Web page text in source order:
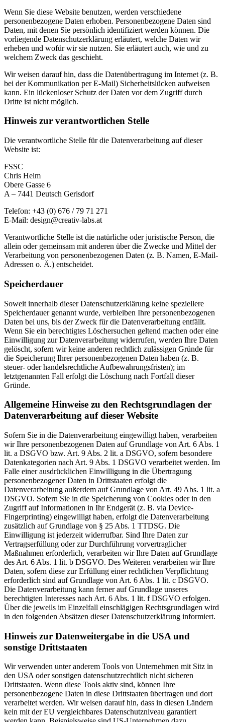
Wenn Sie diese Website benutzen, werden verschiedene
personenbezogene Daten erhoben. Personenbezogene Daten sind
Daten, mit denen Sie persönlich identifiziert werden können. Die
vorliegende Datenschutzerklärung erläutert, welche Daten wir
erheben und wofür wir sie nutzen. Sie erläutert auch, wie und zu
welchem Zweck das geschieht.
Wir weisen darauf hin, dass die Datenübertragung im Internet (z. B.
bei der Kommunikation per E-Mail) Sicherheitslücken aufweisen
kann. Ein lückenloser Schutz der Daten vor dem Zugriff durch
Dritte ist nicht möglich.
Hinweis zur verantwortlichen Stelle
Die verantwortliche Stelle für die Datenverarbeitung auf dieser
Website ist:
FSSC
Chris Helm
Obere Gasse 6
A – 7441 Deutsch Gerisdorf
Telefon: +43 (0) 676 / 79 71 271
E-Mail: design@creativ-labs.at
Verantwortliche Stelle ist die natürliche oder juristische Person, die
allein oder gemeinsam mit anderen über die Zwecke und Mittel der
Verarbeitung von personenbezogenen Daten (z. B. Namen, E-Mail-
Adressen o. Ä.) entscheidet.
Speicherdauer
Soweit innerhalb dieser Datenschutzerklärung keine speziellere
Speicherdauer genannt wurde, verbleiben Ihre personenbezogenen
Daten bei uns, bis der Zweck für die Datenverarbeitung entfällt.
Wenn Sie ein berechtigtes Löschersuchen geltend machen oder eine
Einwilligung zur Datenverarbeitung widerrufen, werden Ihre Daten
gelöscht, sofern wir keine anderen rechtlich zulässigen Gründe für
die Speicherung Ihrer personenbezogenen Daten haben (z. B.
steuer- oder handelsrechtliche Aufbewahrungsfristen); im
letztgenannten Fall erfolgt die Löschung nach Fortfall dieser
Gründe.
Allgemeine Hinweise zu den Rechtsgrundlagen der
Datenverarbeitung auf dieser Website
Sofern Sie in die Datenverarbeitung eingewilligt haben, verarbeiten
wir Ihre personenbezogenen Daten auf Grundlage von Art. 6 Abs. 1
lit. a DSGVO bzw. Art. 9 Abs. 2 lit. a DSGVO, sofern besondere
Datenkategorien nach Art. 9 Abs. 1 DSGVO verarbeitet werden. Im
Falle einer ausdrücklichen Einwilligung in die Übertragung
personenbezogener Daten in Drittstaaten erfolgt die
Datenverarbeitung außerdem auf Grundlage von Art. 49 Abs. 1 lit. a
DSGVO. Sofern Sie in die Speicherung von Cookies oder in den
Zugriff auf Informationen in Ihr Endgerät (z. B. via Device-
Fingerprinting) eingewilligt haben, erfolgt die Datenverarbeitung
zusätzlich auf Grundlage von § 25 Abs. 1 TTDSG. Die
Einwilligung ist jederzeit widerrufbar. Sind Ihre Daten zur
Vertragserfüllung oder zur Durchführung vorvertraglicher
Maßnahmen erforderlich, verarbeiten wir Ihre Daten auf Grundlage
des Art. 6 Abs. 1 lit. b DSGVO. Des Weiteren verarbeiten wir Ihre
Daten, sofern diese zur Erfüllung einer rechtlichen Verpflichtung
erforderlich sind auf Grundlage von Art. 6 Abs. 1 lit. c DSGVO.
Die Datenverarbeitung kann ferner auf Grundlage unseres
berechtigten Interesses nach Art. 6 Abs. 1 lit. f DSGVO erfolgen.
Über die jeweils im Einzelfall einschlägigen Rechtsgrundlagen wird
in den folgenden Absätzen dieser Datenschutzerklärung informiert.
Hinweis zur Datenweitergabe in die USA und
sonstige Drittstaaten
Wir verwenden unter anderem Tools von Unternehmen mit Sitz in
den USA oder sonstigen datenschutzrechtlich nicht sicheren
Drittstaaten. Wenn diese Tools aktiv sind, können Ihre
personenbezogene Daten in diese Drittstaaten übertragen und dort
verarbeitet werden. Wir weisen darauf hin, dass in diesen Ländern
kein mit der EU vergleichbares Datenschutzniveau garantiert